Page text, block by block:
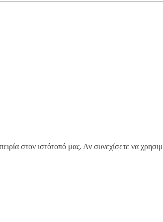
στον ιστότοπό μας. Αν συνεχίσετε να